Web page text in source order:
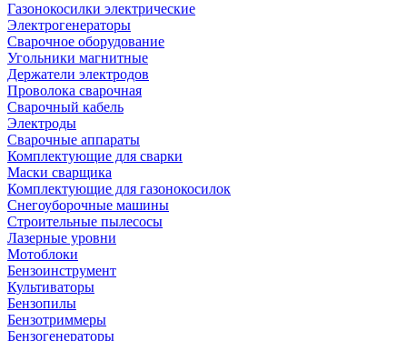
Газонокосилки электрические
Электрогенераторы
Сварочное оборудование
Угольники магнитные
Держатели электродов
Проволока сварочная
Сварочный кабель
Электроды
Сварочные аппараты
Комплектующие для сварки
Маски сварщика
Комплектующие для газонокосилок
Снегоуборочные машины
Строительные пылесосы
Лазерные уровни
Мотоблоки
Бензоинструмент
Культиваторы
Бензопилы
Бензотриммеры
Бензогенераторы